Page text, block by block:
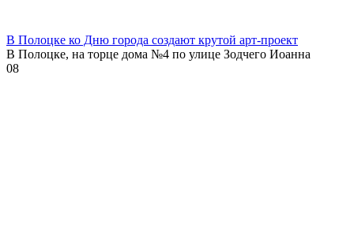
В Полоцке ко Дню города создают крутой арт-проект
В Полоцке, на торце дома №4 по улице Зодчего Иоанна
08